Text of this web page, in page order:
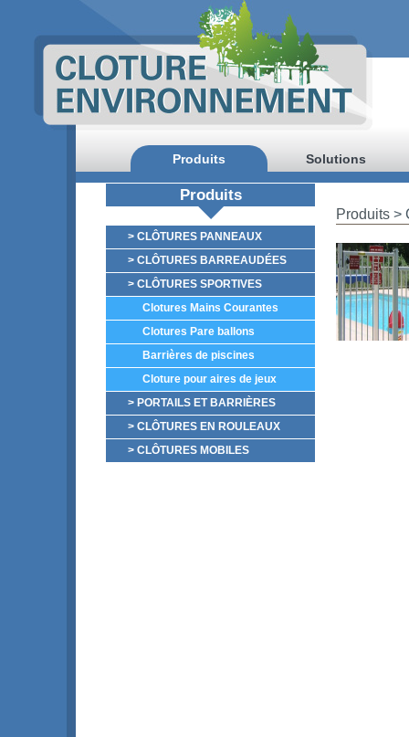
Produits Solutions
Produits
> CLÔTURES PANNEAUX
> CLÔTURES BARREAUDÉES
> CLÔTURES SPORTIVES
Clotures Mains Courantes
Clotures Pare ballons
Barrières de piscines
Cloture pour aires de jeux
> PORTAILS ET BARRIÈRES
> CLÔTURES EN ROULEAUX
> CLÔTURES MOBILES
Produits >